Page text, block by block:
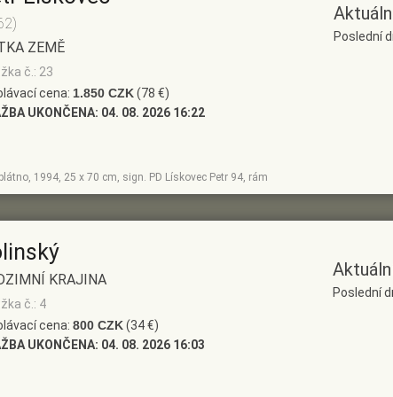
ZEMĚ
č.: 23
cena: 1.850 CZK(78 €)
UKONČENA: 04. 08. 2026 16:22
1994, 25 x 70 cm, sign. PD Lískovec Petr 94, rám
Poslední
KRAJINA
č.: 4
cena: 800 CZK(34 €)
UKONČENA: 04. 08. 2026 16:03
Poslední